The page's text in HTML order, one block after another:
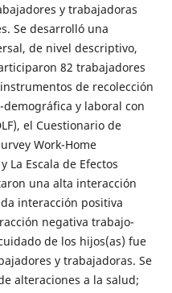
y trabajadoras
Se desarrolló una
de nivel descriptivo,
82 trabajadores
de recolección
y laboral con
el Cuestionario de
Work-Home
La Escala de Efectos
una alta interacción
interacción positiva
negativa trabajo-
de los hijos(as) fue
y trabajadoras. Se
alteraciones a la salud;